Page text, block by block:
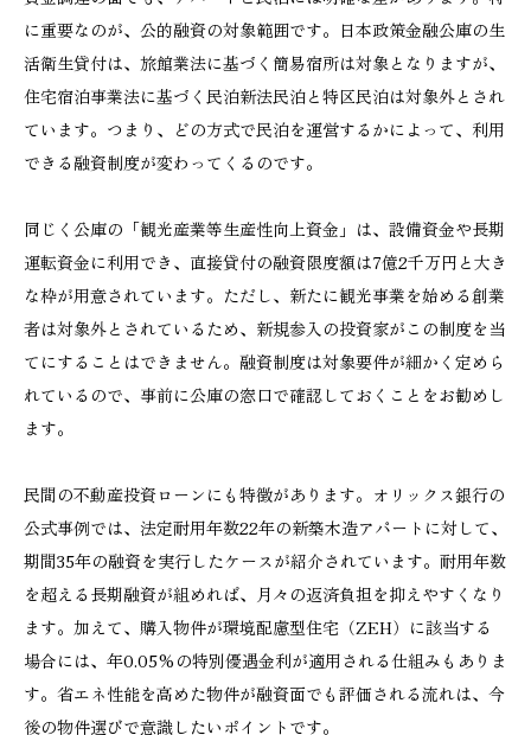
に重要なのが、公的融資の対象範囲です。日本政策金融公庫の生
活衛生貸付は、旅館業法に基づく簡易宿所は対象となりますが、
住宅宿泊事業法に基づく民泊新法民泊と特区民泊は対象外とされ
ています。つまり、どの方式で民泊を運営するかによって、利用
できる融資制度が変わってくるのです。
同じく公庫の「観光産業等生産性向上資金」は、設備資金や長期
運転資金に利用でき、直接貸付の融資限度額は7億2千万円と大き
な枠が用意されています。ただし、新たに観光事業を始める創業
者は対象外とされているため、新規参入の投資家がこの制度を当
てにすることはできません。融資制度は対象要件が細かく定めら
れているので、事前に公庫の窓口で確認しておくことをお勧めし
ます。
民間の不動産投資ローンにも特徴があります。オリックス銀行の
公式事例では、法定耐用年数22年の新築木造アパートに対して、
期間35年の融資を実行したケースが紹介されています。耐用年数
を超える長期融資が組めれば、月々の返済負担を抑えやすくなり
ます。加えて、購入物件が環境配慮型住宅（ZEH）に該当する
場合には、年0.05%の特別優遇金利が適用される仕組みもありま
す。省エネ性能を高めた物件が融資面でも評価される流れは、今
後の物件選びで意識したいポイントです。